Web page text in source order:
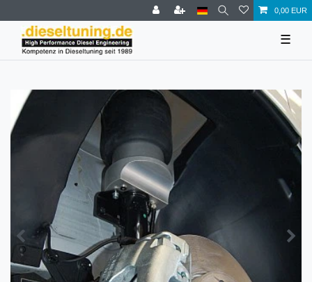
0,00 EUR
☰